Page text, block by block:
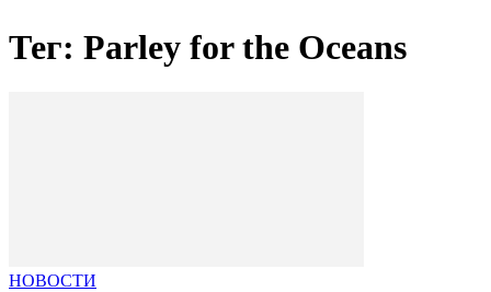
Тег: Parley for the Oceans
НОВОСТИ